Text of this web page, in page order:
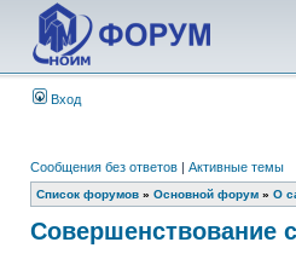
Вход
Сообщения без ответов | Активные темы
Список форумов » Основной форум » О
Совершенствование